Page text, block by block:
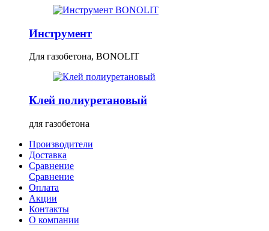
Инструмент
Для газобетона, BONOLIT
Клей полиуретановый
для газобетона
Производители
Доставка
Сравнение
Сравнение
Оплата
Акции
Контакты
О компании